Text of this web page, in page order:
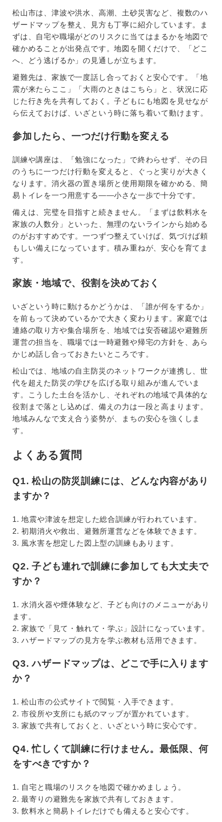
松山市は、津波や洪水、高潮、土砂災害など、複数のハ
ザードマップを整え、見方も丁寧に紹介しています。ま
ずは、自宅や職場がどのリスクに当てはまるかを地図で
確かめることが出発点です。地図を開くだけで、「どこ
へ、どう逃げるか」の見通しが立ちます。
避難先は、家族で一度話し合っておくと安心です。「地
震が来たらここ」「大雨のときはこちら」と、状況に応
じた行き先を共有しておく。子どもにも地図を見せなが
ら伝えておけば、いざという時に落ち着いて動けます。
参加したら、一つだけ行動を変える
訓練や講座は、「勉強になった」で終わらせず、その日
のうちに一つだけ行動を変えると、ぐっと実りが大きく
なります。消火器の置き場所と使用期限を確かめる、簡
易トイレを一つ用意する——小さな一歩で十分です。
備えは、完璧を目指すと続きません。「まずは飲料水を
家族の人数分」といった、無理のないラインから始める
のがおすすめです。一つずつ整えていけば、気づけば頼
もしい備えになっています。積み重ねが、安心を育てま
す。
家族・地域で、役割を決めておく
いざという時に動けるかどうかは、「誰が何をするか」
を前もって決めているかで大きく変わります。家庭では
連絡の取り方や集合場所を、地域では安否確認や避難所
運営の担当を、職場では一時避難や帰宅の方針を、あら
かじめ話し合っておきたいところです。
松山では、地域の自主防災のネットワークが連携し、世
代を超えた防災の学びを広げる取り組みが進んでいま
す。こうした土台を活かし、それぞれの地域で具体的な
役割まで落とし込めば、備えの力は一段と高まります。
地域みんなで支え合う姿勢が、まちの安心を強くしま
す。
よくある質問
Q1. 松山の防災訓練には、どんな内容があり
ますか？
1. 地震や津波を想定した総合訓練が行われています。
2. 初期消火や救出、避難所運営などを体験できます。
3. 風水害を想定した図上型の訓練もあります。
Q2. 子ども連れで訓練に参加しても大丈夫で
すか？
1. 水消火器や煙体験など、子ども向けのメニューがあり
ます。
2. 家族で「見て・触れて・学ぶ」設計になっています。
3. ハザードマップの見方を学ぶ教材も活用できます。
Q3. ハザードマップは、どこで手に入ります
か？
1. 松山市の公式サイトで閲覧・入手できます。
2. 市役所や支所にも紙のマップが置かれています。
3. 家族で共有しておくと、いざという時に安心です。
Q4. 忙しくて訓練に行けません。最低限、何
をすべきですか？
1. 自宅と職場のリスクを地図で確かめましょう。
2. 最寄りの避難先を家族で共有しておきます。
3. 飲料水と簡易トイレだけでも備えると安心です。